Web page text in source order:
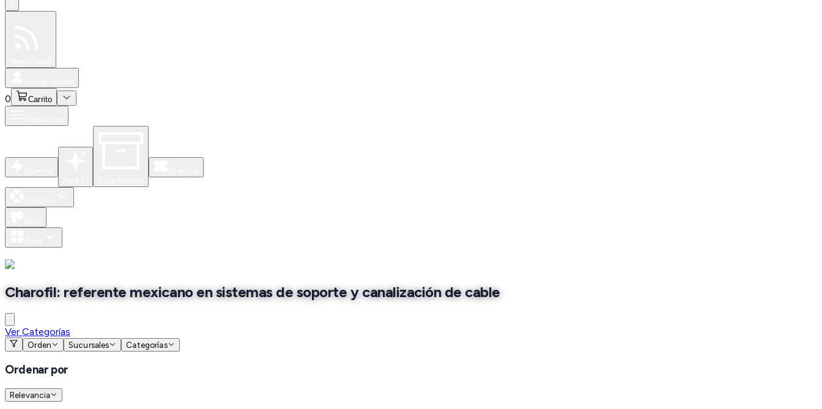
0 Carrito
Charofil: referente mexicano en sistemas de soporte y canalización de cable
Ver Categorías
Orden Sucursales Categorías
Ordenar por
Relevancia